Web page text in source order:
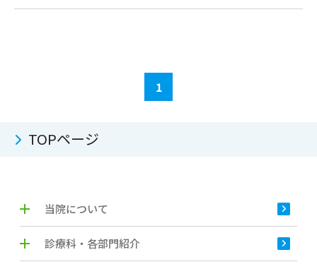
1
TOPページ
当院について
診療科・各部門紹介